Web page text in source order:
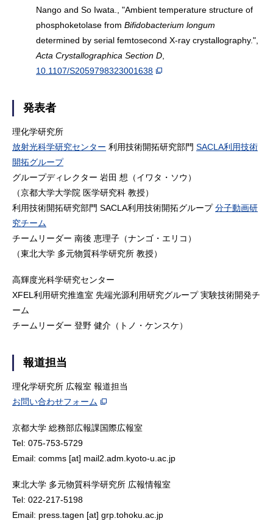
Nango and So Iwata., "Ambient temperature structure of
phosphoketolase fromBifidobacterium longum
determined by serial femtosecond X-ray crystallography.",
Acta Crystallographica Section D
10.1107/S2059798323001638
発表者
理化学研究所
放射光科学研究センター 利用技術開拓研究部門 SACLA利用技術
開拓グループ
グループディレクター 岩田 想（イワタ・ソウ）
（京都大学大学院 医学研究科 教授）
利用技術開拓研究部門 SACLA利用技術開拓グループ 分子動画研
究チーム
チームリーダー 南後 恵理子（ナンゴ・エリコ）
（東北大学 多元物質科学研究所 教授）
高輝度光科学研究センター
XFEL利用研究推進室 先端光源利用研究グループ 実験技術開発チ
ーム
チームリーダー 登野 健介（トノ・ケンスケ）
報道担当
理化学研究所 広報室 報道担当
お問い合わせフォーム
京都大学 総務部広報課国際広報室
Tel: 075-753-5729
Email: comms [at] mail2.adm.kyoto-u.ac.jp
東北大学 多元物質科学研究所 広報情報室
Tel: 022-217-5198
Email: press.tagen [at] grp.tohoku.ac.jp